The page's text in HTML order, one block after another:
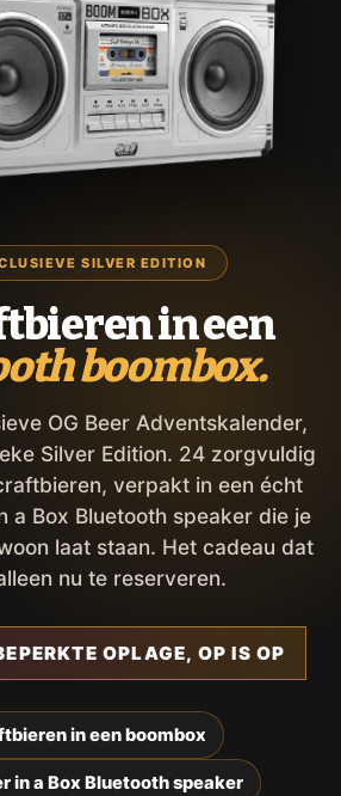
SILVER EDITION
in een
boombox.
OG Beer Adventskalender,
Silver Edition. 24 zorgvuldig
verpakt in een écht
a Box Bluetooth speaker die je
laat staan. Het cadeau dat
nu te reserveren.
OPLAGE, OP IS OP
in een boombox
in a Box Bluetooth speaker